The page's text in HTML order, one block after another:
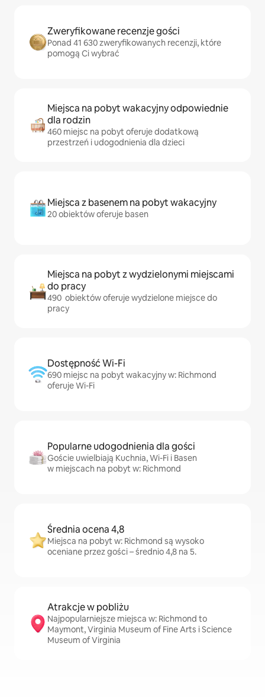
Zweryfikowane recenzje gości
Ponad 41 630 zweryfikowanych recenzji, które
pomogą Ci wybrać
Miejsca na pobyt wakacyjny odpowiednie
dla rodzin
460 miejsc na pobyt oferuje dodatkową
przestrzeń i udogodnienia dla dzieci
Miejsca z basenem na pobyt wakacyjny
20 obiektów oferuje basen
Miejsca na pobyt z wydzielonymi miejscami
do pracy
490 obiektów oferuje wydzielone miejsce do
pracy
Dostępność Wi-Fi
690 miejsc na pobyt wakacyjny w: Richmond
oferuje Wi-Fi
Popularne udogodnienia dla gości
Goście uwielbiają Kuchnia, Wi-Fi i Basen
w miejscach na pobyt w: Richmond
Średnia ocena 4,8
Miejsca na pobyt w: Richmond są wysoko
oceniane przez gości – średnio 4,8 na 5.
Atrakcje w pobliżu
Najpopularniejsze miejsca w: Richmond to
Maymont, Virginia Museum of Fine Arts i Science
Museum of Virginia